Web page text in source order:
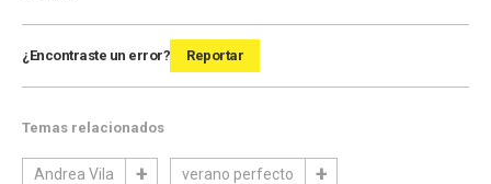
¿Encontraste un error? Reportar
Temas relacionados
Andrea Vila verano perfecto